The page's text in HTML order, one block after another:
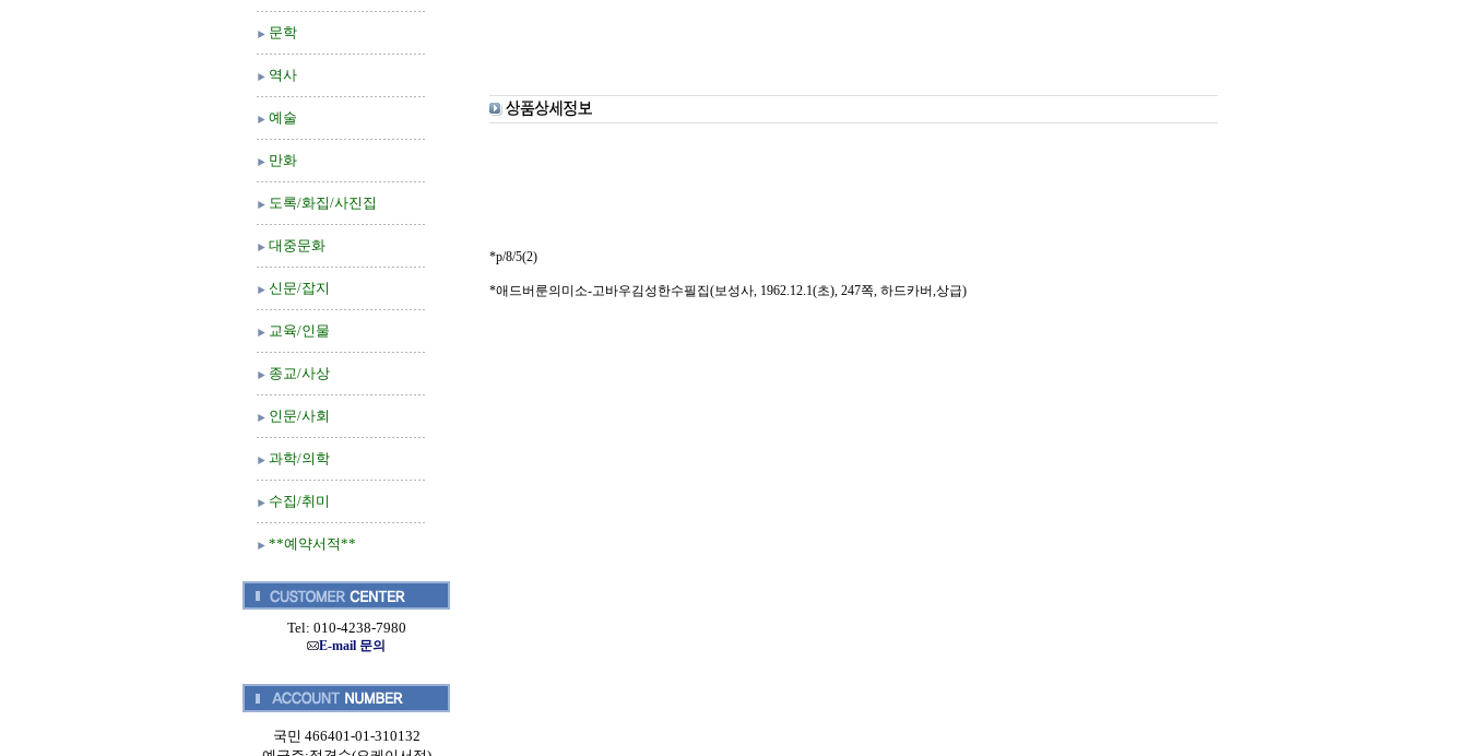
문학
역사
예술
만화
도록/화집/사진집
대중문화
신문/잡지
교육/인물
종교/사상
인문/사회
과학/의학
수집/취미
**예약서적**
Tel: 010-4238-7980
E-mail 문의
국민 466401-01-310132
*p/8/5(2)
*애드버룬의미소-고바우김성한수필집(보성사, 1962.12.1(초), 247쪽, 하드카버,상급)